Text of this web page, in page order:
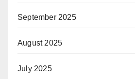
September 2025
August 2025
July 2025